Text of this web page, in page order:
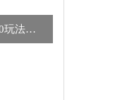
NBA 2K20好玩吗 NBA 2K20玩法简介